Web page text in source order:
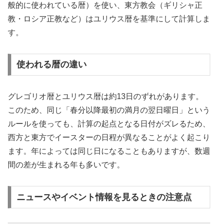
般的に使われている暦）を使い、東方教会（ギリシャ正
教・ロシア正教など）はユリウス暦を基準にして計算しま
す。
使われる暦の違い
グレゴリオ暦とユリウス暦は約13日のずれがあります。
このため、同じ「春分以降最初の満月の翌日曜日」という
ルールを使っても、計算の起点となる日付がズレるため、
西方と東方でイースターの日程が異なることがよく起こり
ます。年によっては同じ日になることもありますが、数週
間の差が生まれる年も多いです。
ニュースやイベント情報を見るときの注意点